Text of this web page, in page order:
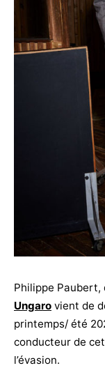
Philippe
Ungaro vient de
printemps/ été
conducteur de
l’évasion.